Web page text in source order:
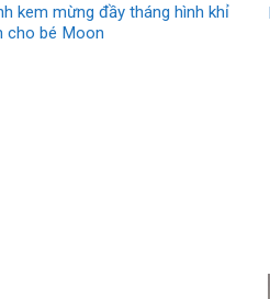
kem mừng đầy tháng hình khỉ
cho bé Moon